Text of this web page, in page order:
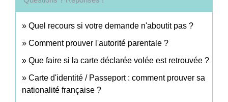
Quel recours si votre demande n'aboutit pas ?
Comment prouver l'autorité parentale ?
Que faire si la carte déclarée volée est retrouvée ?
Carte d'identité / Passeport : comment prouver sa
nationalité française ?